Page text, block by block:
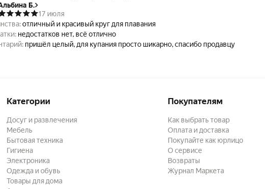
Б.
17 июля
отличный и красивый круг для плавания
недостатков нет, всё отлично
пришёл целый, для купания просто шикарно, спасибо продавцу
Категории
Досуг и развлечения
Мебель
Бытовая техника
Гигиена
Электроника
Одежда и обувь
Товары для дома
Покупателям
Как выбрать товар
Оплата и доставка
Покупайте как юрлицо
О сервисе
Возвраты
Журнал Маркета